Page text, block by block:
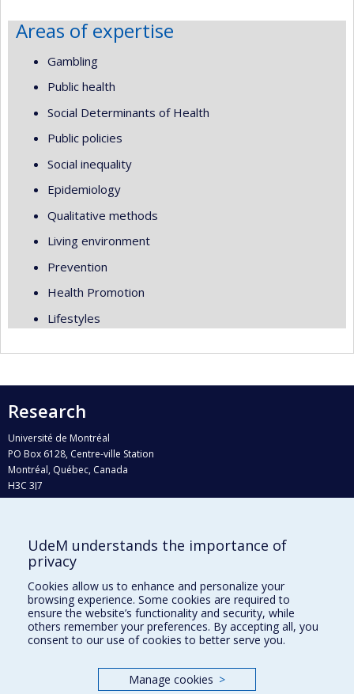
Areas of expertise
Gambling
Public health
Social Determinants of Health
Public policies
Social inequality
Epidemiology
Qualitative methods
Living environment
Prevention
Health Promotion
Lifestyles
Research
Université de Montréal
PO Box 6128, Centre-ville Station
Montréal, Québec, Canada
H3C 3J7
Who does what?
Find us
Site map
Accessibility
UdeM understands the importance of
privacy
Cookies allow us to enhance and personalize your
browsing experience. Some cookies are required to
ensure the website’s functionality and security, while
others remember your preferences. By accepting all, you
consent to our use of cookies to better serve you.
Manage cookies >